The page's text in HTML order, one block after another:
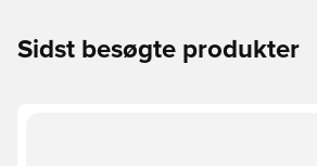
Sidst besøgte produkter